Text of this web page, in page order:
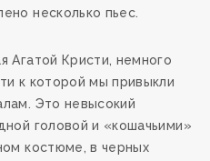
несколько пьес.
Агатой Кристи, немного
к которой мы привыкли
Это невысокий
головой и «кошачьими»
костюме, в черных